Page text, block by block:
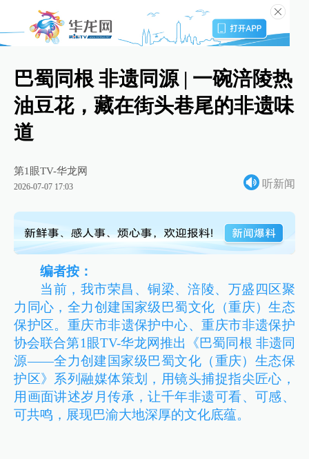
巴蜀同根 非遗同源 | 一碗涪陵热
油豆花，藏在街头巷尾的非遗味
道
第1眼TV-华龙网
2026-07-07 17:03 听新闻
编者按：
当前，我市荣昌、铜梁、涪陵、万盛四区聚
力同心，全力创建国家级巴蜀文化（重庆）生态
保护区。重庆市非遗保护中心、重庆市非遗保护
协会联合第1眼TV-华龙网推出《巴蜀同根 非遗同
源——全力创建国家级巴蜀文化（重庆）生态保
护区》系列融媒体策划，用镜头捕捉指尖匠心，
用画面讲述岁月传承，让千年非遗可看、可感、
可共鸣，展现巴渝大地深厚的文化底蕴。